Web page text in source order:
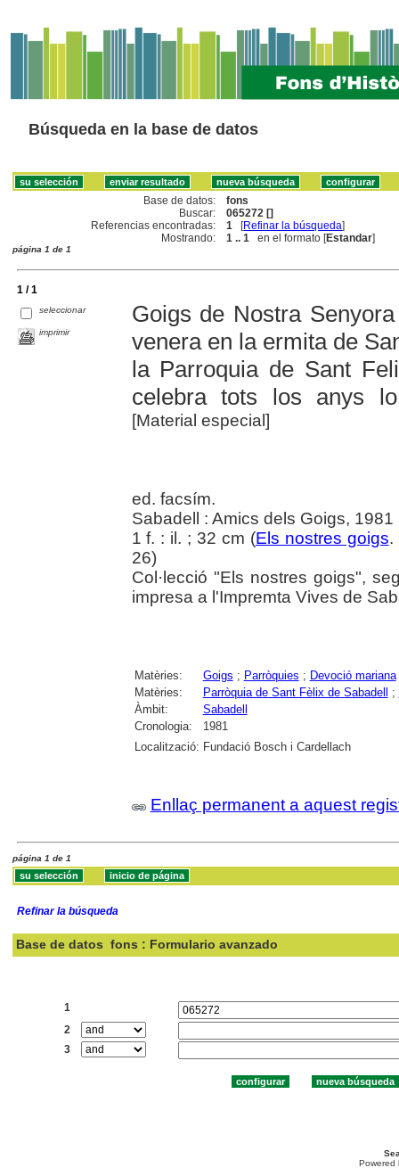
Búsqueda en la base de datos
Base de datos:
fons
Buscar:
065272 []
Referencias encontradas:
1 [Refinar la búsqueda]
Mostrando:
1 .. 1 en el formato [Estandar]
página 1 de 1
1 / 1
seleccionar
imprimir
Goigs de Nostra
venera en la ermita de
la Parroquia de Sant
celebra tots los anys
[Material especial]
ed. facsím.
Sabadell : Amics dels Goigs, 1981
1 f. : il. ; 32 cm (Els nostres goigs.
26)
Col·lecció "Els nostres goigs",
impresa a l'Impremta Vives de
Matèries: Goigs ; Parròquies ; Devoció mariana
Matèries:
Parròquia de Sant Fèlix de Sabadell ;
Àmbit:
Sabadell
Cronologia:
1981
Localització: Fundació Bosch i Cardellach
Enllaç permanent a aquest
página 1 de 1
Refinar la búsqueda
Base de datos fons : Formulario avanzado
1
2
3